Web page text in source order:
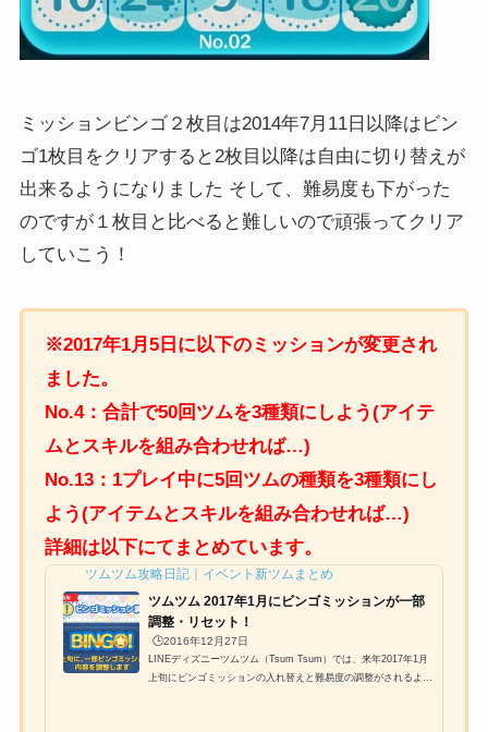
ミッションビンゴ２枚目は2014年7月11日以降はビン
ゴ1枚目をクリアすると2枚目以降は自由に切り替えが
出来るようになりました そして、難易度も下がった
のですが１枚目と比べると難しいので頑張ってクリア
していこう！
※2017年1月5日に以下のミッションが変更され
ました。
No.4：合計で50回ツムを3種類にしよう(アイテ
ムとスキルを組み合わせれば…)
No.13：1プレイ中に5回ツムの種類を3種類にし
よう(アイテムとスキルを組み合わせれば…)
詳細は以下にてまとめています。
ツムツム攻略日記｜イベント新ツムまとめ
ツムツム 2017年1月にビンゴミッションが一部
調整・リセット！
🕒️2016年12月27日
LINEディズニーツムツム（Tsum Tsum）では、来年2017年1月
上旬にビンゴミッションの入れ替えと難易度の調整がされるよう